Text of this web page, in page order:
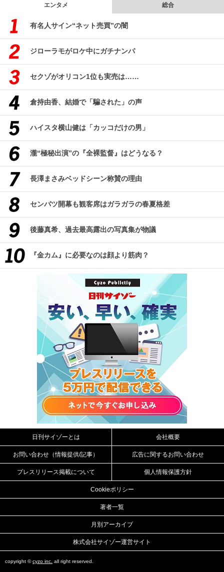
エンタメ 総合
有名人サイン“ネット売買”の闇
ジローラモがロケ中にガチナンパ
セクゾがオリコン1位も実売は……
倉持由香、結婚で「騙された」の声
ハイスタ横山健は「カッコだけの男」
瀧“極秘出演”の『全裸監督』はどうなる？
長澤まさみベッドシーン称賛の理由
センバツ開幕も観客席はガラガラの春夏格差
後藤真希、過去最高露出の写真集が物議
『金カム』に必要なのは顔より筋肉？
日刊サイゾーとは 会社概要
お問い合わせ（情報提供/記事） 広告に関するお問い合わせ
プレスリリース掲載について 個人情報保護方針
Cookieポリシー
著者一覧
月別アーカイブ
株式会社サイゾー運営サイト
copyright ©cyzo inc. all right reserved.